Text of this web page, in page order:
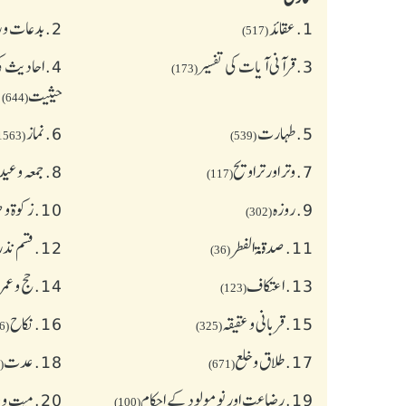
1. عقائد(517)
2. بدعات
3. قرآنی آیات کی تفسیر(173)
4. احادیث
حیثیت(644)
5. طهارت(539)
6. نماز(1563)
7. وتر اور تراویح(117)
8. جمعہ
9. روزہ(302)
10. زکوة
11. صدقۃ الفطر (36)
12. قسم
13. اعتکاف(123)
14. حج و
15. قربانی و عقیقہ(325)
16. نکاح(626)
17. طلاق و خلع(671)
18. عدت(77)
19. رضاعت اور نومولود کے احکام(100)
20. میت و